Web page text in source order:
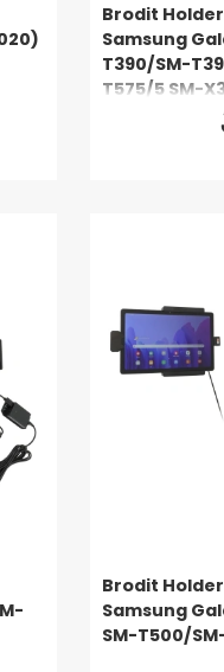
Brodit
Samsung
T390/SM-
T575/5 SM-
Brodit
Samsung
SM-T500/